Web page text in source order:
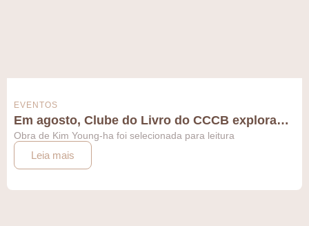
EVENTOS
Em agosto, Clube do Livro do CCCB explora…
Obra de Kim Young-ha foi selecionada para leitura
Leia mais